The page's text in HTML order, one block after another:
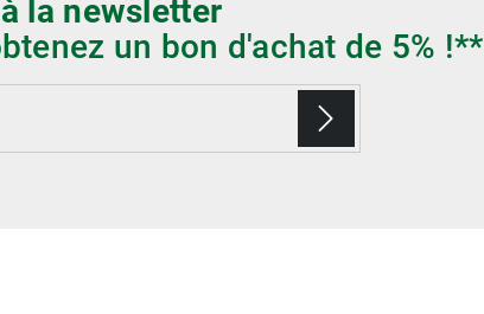
la newsletter
un bon d'achat de 5% !**